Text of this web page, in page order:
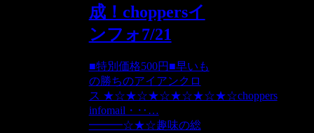
成！choppersイ
ンフォ7/21
■特別価格500円■早いも
の勝ちのアイアンクロ
ス ★☆★☆★☆★☆★☆★☆choppers
infomail・‥…
━━━☆★☆趣味の総